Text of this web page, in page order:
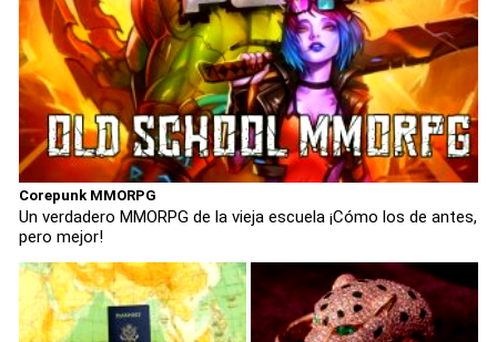
Corepunk MMORPG
Un verdadero MMORPG de la vieja escuela ¡Cómo los de antes,
pero mejor!